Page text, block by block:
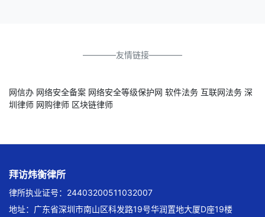
————友情链接————
网信办 网络安全备案 网络安全等级保护网 软件法务 互联网法务 深
圳律师 网购律师 区块链律师
拜访炜衡律所
律所执业证号：24403200511032007
地址：广东省深圳市南山区科发路19号华润置地大厦D座19楼